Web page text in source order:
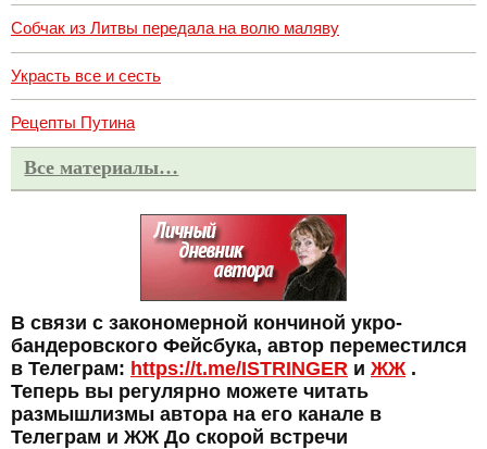
Собчак из Литвы передала на волю маляву
Украсть все и сесть
Рецепты Путина
Все материалы…
В связи с закономерной кончиной укро-
бандеровского Фейсбука, автор переместился
в Телеграм: https://t.me/ISTRINGER и ЖЖ .
Теперь вы регулярно можете читать
размышлизмы автора на его канале в
Телеграм и ЖЖ До скорой встречи